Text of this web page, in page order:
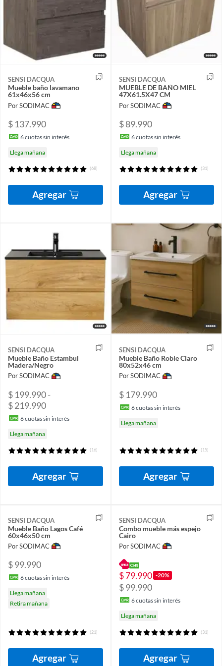
SENSI DACQUA
Mueble baño lavamano
61x46x56 cm
Por SODIMAC
$ 137.990
6cuotas sin interés
Llega mañana
(68)
Agregar
SENSI DACQUA
MUEBLE DE BAÑO MIEL
47X61.5X47 CM
Por SODIMAC
$ 89.990
6cuotas sin interés
Llega mañana
(31)
Agregar
SENSI DACQUA
Mueble Baño Estambul
Madera/Negro
Por SODIMAC
$ 199.990 -
$ 219.990
6cuotas sin interés
Llega mañana
(16)
Agregar
SENSI DACQUA
Mueble Baño Roble Claro
80x52x46 cm
Por SODIMAC
$ 179.990
6cuotas sin interés
Llega mañana
(15)
Agregar
SENSI DACQUA
Mueble Baño Lagos Café
60x46x50 cm
Por SODIMAC
$ 99.990
6cuotas sin interés
Llega mañana
Retira mañana
(21)
Agregar
SENSI DACQUA
Combo mueble más espejo
Cairo
Por SODIMAC
$ 79.990 -20%
$ 99.990
6cuotas sin interés
Llega mañana
(31)
Agregar